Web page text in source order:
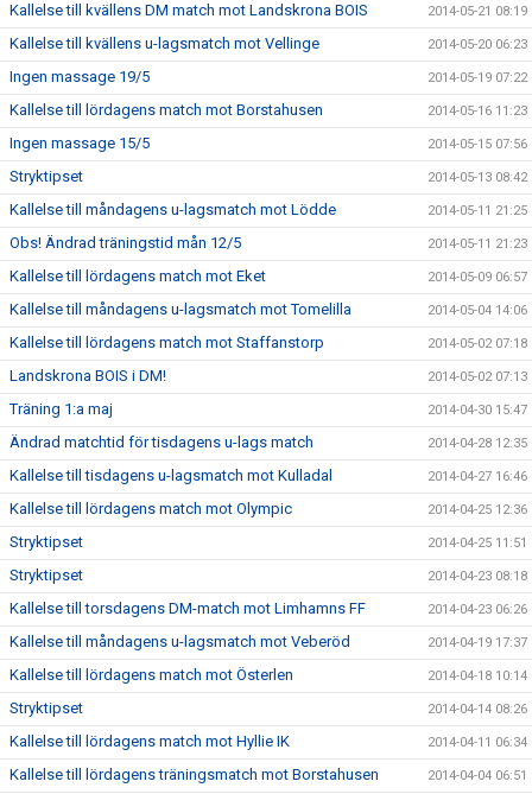
Kallelse till kvällens DM match mot Landskrona BOIS 2014-05-21 08:19
Kallelse till kvällens u-lagsmatch mot Vellinge 2014-05-20 06:23
Ingen massage 19/5 2014-05-19 07:22
Kallelse till lördagens match mot Borstahusen 2014-05-16 11:23
Ingen massage 15/5 2014-05-15 07:56
Stryktipset 2014-05-13 08:42
Kallelse till måndagens u-lagsmatch mot Lödde 2014-05-11 21:25
Obs! Ändrad träningstid mån 12/5 2014-05-11 21:23
Kallelse till lördagens match mot Eket 2014-05-09 06:57
Kallelse till måndagens u-lagsmatch mot Tomelilla 2014-05-04 14:06
Kallelse till lördagens match mot Staffanstorp 2014-05-02 07:18
Landskrona BOIS i DM! 2014-05-02 07:13
Träning 1:a maj 2014-04-30 15:47
Ändrad matchtid för tisdagens u-lags match 2014-04-28 12:35
Kallelse till tisdagens u-lagsmatch mot Kulladal 2014-04-27 16:46
Kallelse till lördagens match mot Olympic 2014-04-25 12:36
Stryktipset 2014-04-25 11:51
Stryktipset 2014-04-23 08:18
Kallelse till torsdagens DM-match mot Limhamns FF 2014-04-23 06:26
Kallelse till måndagens u-lagsmatch mot Veberöd 2014-04-19 17:37
Kallelse till lördagens match mot Österlen 2014-04-18 10:14
Stryktipset 2014-04-14 08:26
Kallelse till lördagens match mot Hyllie IK 2014-04-11 06:34
Kallelse till lördagens träningsmatch mot Borstahusen 2014-04-04 06:51